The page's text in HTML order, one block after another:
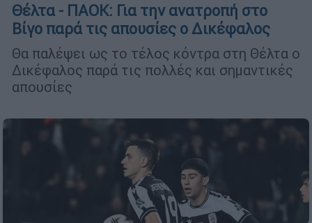
Θέλτα - ΠΑΟΚ: Για την ανατροπή στο
Βίγο παρά τις απουσίες ο Δικέφαλος
Θα παλέψει ως το τέλος κόντρα στη Θέλτα ο
Δικέφαλος παρά τις πολλές και σημαντικές
απουσίες